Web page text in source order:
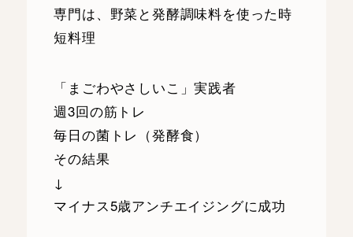
専門は、野菜と発酵調味料を使った時
短料理
「まごわやさしいこ」実践者
週3回の筋トレ
毎日の菌トレ（発酵食）
その結果
↓
マイナス5歳アンチエイジングに成功